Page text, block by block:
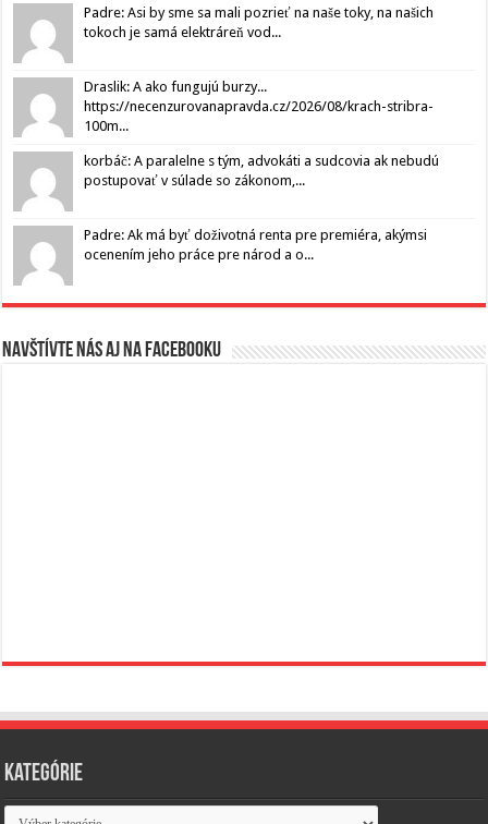
Padre: Asi by sme sa mali pozrieť na naše toky, na našich
tokoch je samá elektráreň vod...
Draslik: A ako fungujú burzy...
https://necenzurovanapravda.cz/2026/08/krach-stribra-
100m...
korbáč: A paralelne s tým, advokáti a sudcovia ak nebudú
postupovať v súlade so zákonom,...
Padre: Ak má byť doživotná renta pre premiéra, akýmsi
ocenením jeho práce pre národ a o...
Navštívte nás aj na Facebooku
Kategórie
Kategórie